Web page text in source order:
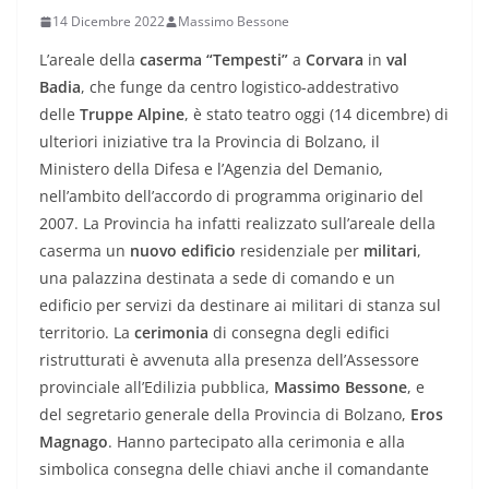
14 Dicembre 2022 Massimo Bessone
L’areale della caserma “Tempesti” a Corvara in val
Badia, che funge da centro logistico-addestrativo
delle Truppe Alpine, è stato teatro oggi (14 dicembre) di
ulteriori iniziative tra la Provincia di Bolzano, il
Ministero della Difesa e l’Agenzia del Demanio,
nell’ambito dell’accordo di programma originario del
2007. La Provincia ha infatti realizzato sull’areale della
caserma un nuovo edificio residenziale per militari,
una palazzina destinata a sede di comando e un
edificio per servizi da destinare ai militari di stanza sul
territorio. La cerimonia di consegna degli edifici
ristrutturati è avvenuta alla presenza dell’Assessore
provinciale all’Edilizia pubblica, Massimo Bessone, e
del segretario generale della Provincia di Bolzano, Eros
Magnago. Hanno partecipato alla cerimonia e alla
simbolica consegna delle chiavi anche il comandante